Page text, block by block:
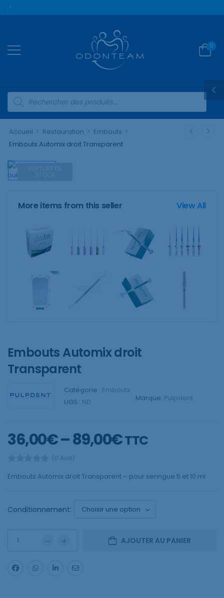
!
0
Accueil > Restauration > Embouts >
Embouts Automix droit Transparent
More items from this seller View All
Embouts Automix droit
Transparent
Catégorie : Embouts
UGS : ND Marque: Pulpdent
36,00€–89,00€TTC
(0 Avis)
Embouts Automix droit Transparent – pour seringue 5 et 10 ml
Conditionnement:
AJOUTER AU PANIER